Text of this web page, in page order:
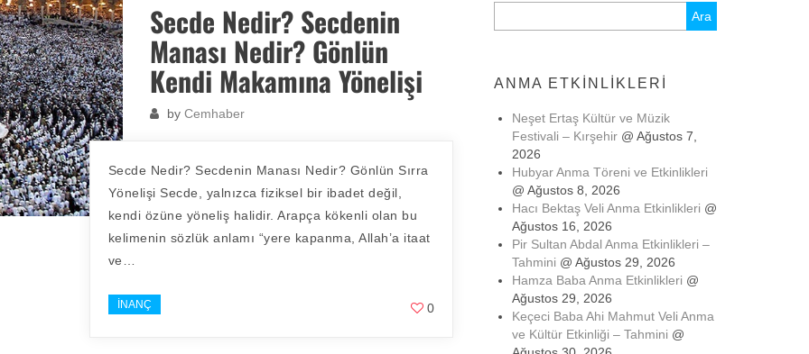
Secde Nedir? Secdenin
Manası Nedir? Gönlün
Kendi Makamına Yönelişi
by Cemhaber
Secde Nedir? Secdenin Manası Nedir? Gönlün Sırra
Yönelişi Secde, yalnızca fiziksel bir ibadet değil,
kendi özüne yöneliş halidir. Arapça kökenli olan bu
kelimenin sözlük anlamı “yere kapanma, Allah’a itaat
ve…
İNANÇ 0
ANMA ETKINLIKLERI
Neşet Ertaş Kültür ve Müzik
Festivali – Kırşehir@ Ağustos 7,
2026
Hubyar Anma Töreni ve Etkinlikleri
@ Ağustos 8, 2026
Hacı Bektaş Veli Anma Etkinlikleri @
Ağustos 16, 2026
Pir Sultan Abdal Anma Etkinlikleri –
Tahmini @ Ağustos 29, 2026
Hamza Baba Anma Etkinlikleri @
Ağustos 29, 2026
Keçeci Baba Ahi Mahmut Veli Anma
ve Kültür Etkinliği – Tahmini @